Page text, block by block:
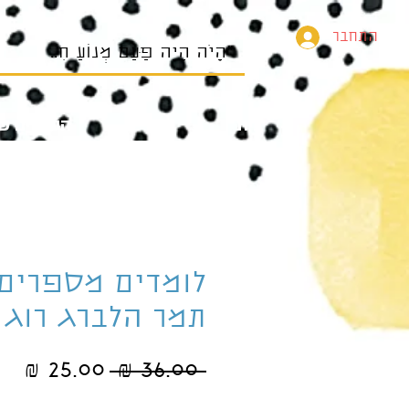
התחבר
הספרים בית
לומדים
תמר הלברג רוג
‏36.00 ‏₪
מחיר